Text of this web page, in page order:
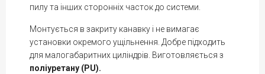
пилу та інших сторонніх часток до системи.
Монтується в закриту канавку і не вимагає
установки окремого ущільнення. Добре підходить
для малогабаритних циліндрів. Виготовляється з
поліуретану (PU).